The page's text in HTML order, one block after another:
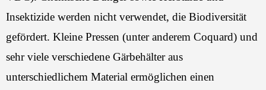
Insektizide werden nicht verwendet, die Biodiversität
gefördert. Kleine Pressen (unter anderem Coquard) und
sehr viele verschiedene Gärbehälter aus
unterschiedlichem Material ermöglichen einen